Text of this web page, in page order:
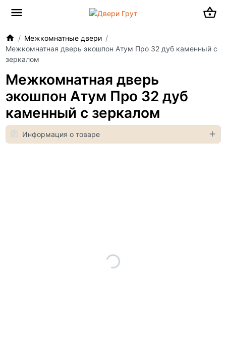
Межкомнатные двери
Межкомнатная дверь экошпон Атум Про 32 дуб каменный с
зеркалом
Межкомнатная дверь
экошпон Атум Про 32 дуб
каменный с зеркалом
Информация о товаре